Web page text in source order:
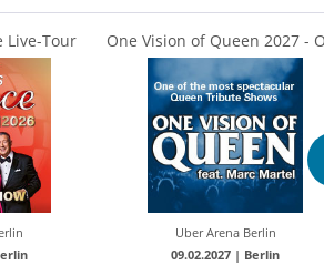
Live-Tour
One Vision of Queen 2027 -
of the most...
Uber Arena Berlin
09.02.2027 | Berlin